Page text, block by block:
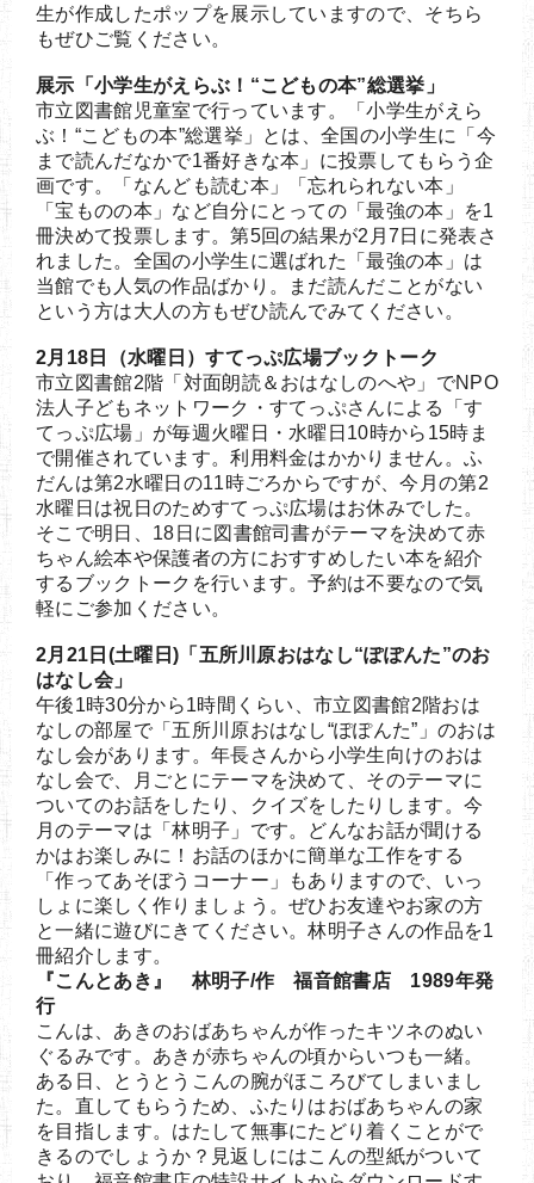
生が作成したポップを展示していますので、そちら
もぜひご覧ください。
展示「小学生がえらぶ！“こどもの本”総選挙」
市立図書館児童室で行っています。「小学生がえら
ぶ！“こどもの本”総選挙」とは、全国の小学生に「今
まで読んだなかで1番好きな本」に投票してもらう企
画です。「なんども読む本」「忘れられない本」
「宝ものの本」など自分にとっての「最強の本」を1
冊決めて投票します。第5回の結果が2月7日に発表さ
れました。全国の小学生に選ばれた「最強の本」は
当館でも人気の作品ばかり。まだ読んだことがない
という方は大人の方もぜひ読んでみてください。
2月18日（水曜日）すてっぷ広場ブックトーク
市立図書館2階「対面朗読＆おはなしのへや」でNPO
法人子どもネットワーク・すてっぷさんによる「す
てっぷ広場」が毎週火曜日・水曜日10時から15時ま
で開催されています。利用料金はかかりません。ふ
だんは第2水曜日の11時ごろからですが、今月の第2
水曜日は祝日のためすてっぷ広場はお休みでした。
そこで明日、18日に図書館司書がテーマを決めて赤
ちゃん絵本や保護者の方におすすめしたい本を紹介
するブックトークを行います。予約は不要なので気
軽にご参加ください。
2月21日(土曜日)「五所川原おはなし“ぽぽんた”のお
はなし会」
午後1時30分から1時間くらい、市立図書館2階おは
なしの部屋で「五所川原おはなし“ぽぽんた”」のおは
なし会があります。年長さんから小学生向けのおは
なし会で、月ごとにテーマを決めて、そのテーマに
ついてのお話をしたり、クイズをしたりします。今
月のテーマは「林明子」です。どんなお話が聞ける
かはお楽しみに！お話のほかに簡単な工作をする
「作ってあそぼうコーナー」もありますので、いっ
しょに楽しく作りましょう。ぜひお友達やお家の方
と一緒に遊びにきてください。林明子さんの作品を1
冊紹介します。
『こんとあき』 林明子/作 福音館書店 1989年発
行
こんは、あきのおばあちゃんが作ったキツネのぬい
ぐるみです。あきが赤ちゃんの頃からいつも一緒。
ある日、とうとうこんの腕がほころびてしまいまし
た。直してもらうため、ふたりはおばあちゃんの家
を目指します。はたして無事にたどり着くことがで
きるのでしょうか？見返しにはこんの型紙がついて